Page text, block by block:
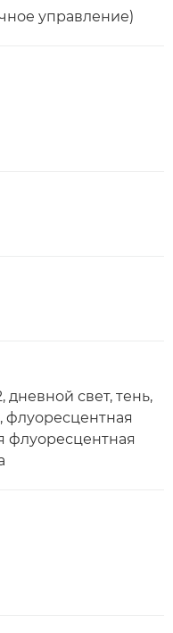
управление)
дневной свет, тень,
флуоресцентная
флуоресцентная